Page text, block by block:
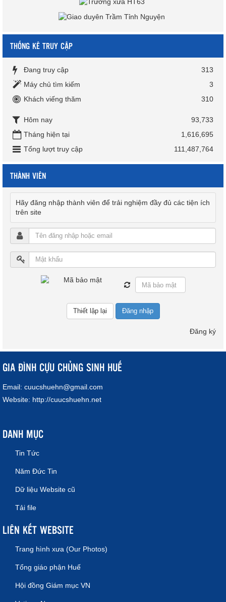
THỐNG KÊ TRUY CẬP
Đang truy cập
313
Máy chủ tìm kiếm
3
Khách viếng thăm
310
Hôm nay
93,733
Tháng hiện tại
1,616,695
Tổng lượt truy cập
111,487,764
THÀNH VIÊN
Hãy đăng nhập thành viên để trải nghiệm đầy đủ các tiện ích
trên site
Đăng nhập
Đăng ký
GIA ĐÌNH CỰU CHỦNG SINH HUẾ
Email: cuucshuehn@gmail.com
Website: http://cuucshuehn.net
DANH MỤC
Tin Tức
Năm Đức Tin
Dữ liệu Website cũ
Tải file
LIÊN KẾT WEBSITE
Trang hình xưa (Our Photos)
Tổng giáo phận Huế
Hội đồng Giám mục VN